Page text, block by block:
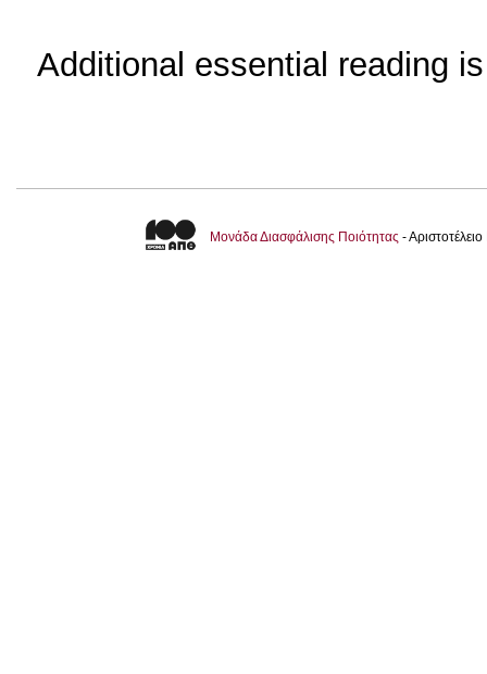
Additional essential reading
Μονάδα Διασφάλισης Ποιότητας -